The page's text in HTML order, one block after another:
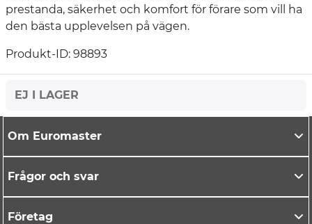
prestanda, säkerhet och komfort för förare som vill ha
den bästa upplevelsen på vägen.
Produkt-ID: 98893
EJ I LAGER
Om Euromaster
Frågor och svar
Företag